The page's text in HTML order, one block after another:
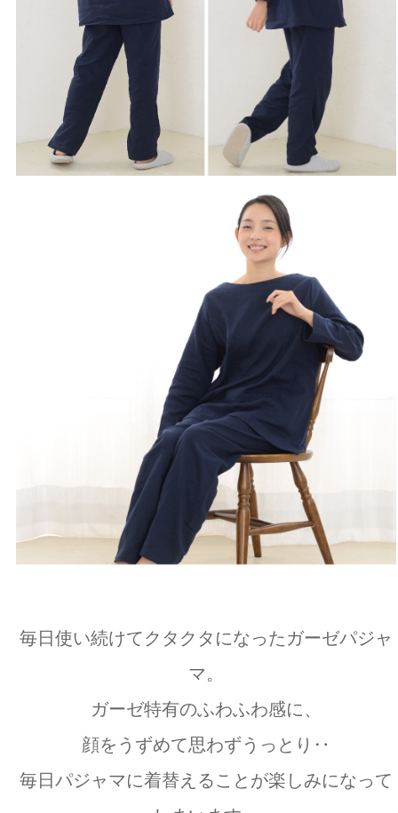
毎日使い続けてクタクタになったガーゼパジャ
マ。
ガーゼ特有のふわふわ感に、
顔をうずめて思わずうっとり‥
毎日パジャマに着替えることが楽しみになって